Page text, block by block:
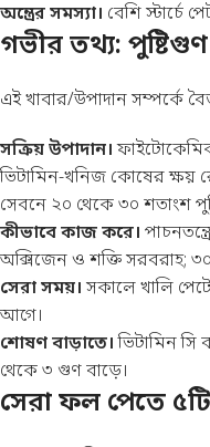
অন্ত্রের সমস্যা। বেশি স্টার্চে
গভীর তথ্য: পুষ্টিগুণ
এই খাবার/উপাদান সম্পর্কে
সক্রিয় উপাদান।
ভিটামিন-খনিজ কোষের ক্ষয়
সেবনে ২০ থেকে ৩০ শতাংশ
কীভাবে কাজ করে।
অক্সিজেন ও শক্তি সরবরাহ;
সেরা সময়। সকালে খালি
আগে।
শোষণ বাড়াতে।ভিটামিন সি
থেকে ৩ গুণ বাড়ে।
সেরা ফল পেতে